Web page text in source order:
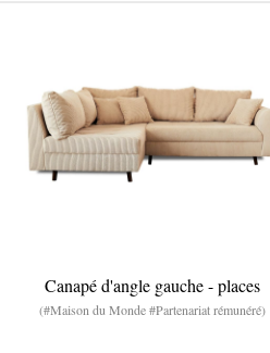
Canapé d'angle gauche - places
(#Maison du Monde #Partenariat rémunéré)